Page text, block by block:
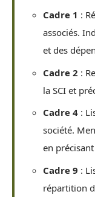
Cadre 1 :
associés.
et des
Cadre 2 :
la SCI et
Cadre 4 :
société.
en
Cadre 9 :
répartition